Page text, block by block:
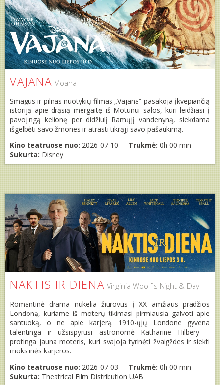
VAJANA Moana
Smagus ir pilnas nuotykių filmas „Vajana“ pasakoja įkvepiančią
istoriją apie drąsią mergaitę iš Motunui salos, kuri leidžiasi į
pavojingą kelionę per didžiulį Ramųjį vandenyną, siekdama
išgelbėti savo žmones ir atrasti tikrąjį savo pašaukimą.
Kino teatruose nuo: 2026-07-10 Trukmė: 0h 00 min
Sukurta: Disney
NAKTIS IR DIENA Virginia Woolf's Night & Day
Romantinė drama nukelia žiūrovus į XX amžiaus pradžios
Londoną, kuriame iš moterų tikimasi pirmiausia galvoti apie
santuoką, o ne apie karjerą. 1910-ųjų Londone gyvena
talentinga ir užsispyrusi astronomė Katharine Hilbery –
protinga jauna moteris, kuri svajoja tyrinėti žvaigždes ir siekti
mokslinės karjeros.
Kino teatruose nuo: 2026-07-03 Trukmė: 0h 00 min
Sukurta: Theatrical Film Distribution UAB